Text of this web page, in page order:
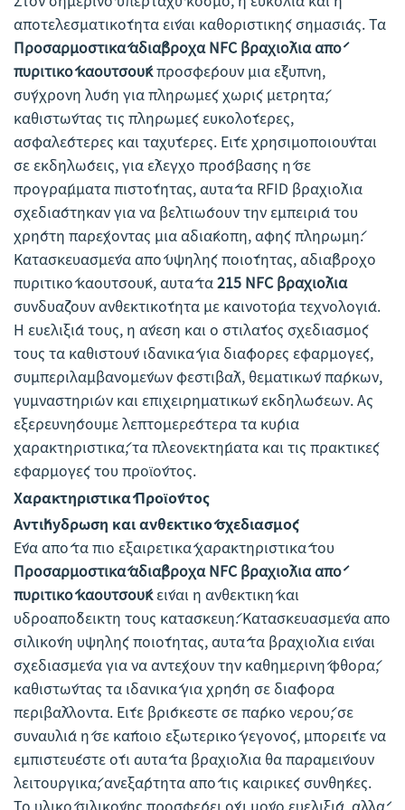
αποτελεσματικότητα είναι καθοριστικής σημασίας. Τα
Προσαρμοστικά αδιάβροχα NFC βραχιόλια από
πυριτικό καουτσούκπροσφέρουν μια έξυπνη,
σύγχρονη λύση για πληρωμές χωρίς μετρητά,
καθιστώντας τις πληρωμές ευκολότερες,
ασφαλέστερες και ταχύτερες. Είτε χρησιμοποιούνται
σε εκδηλώσεις, για έλεγχο πρόσβασης ή σε
προγράμματα πιστότητας, αυτά τα RFID βραχιόλια
σχεδιάστηκαν για να βελτιώσουν την εμπειρία του
χρήστη παρέχοντας μια αδιάκοπη, αφής πληρωμή.
Κατασκευασμένα από υψηλής ποιότητας, αδιάβροχο
πυριτικό καουτσούκ, αυτά τα215 NFC βραχιόλια
συνδυάζουν ανθεκτικότητα με καινοτόμα τεχνολογία.
Η ευελιξία τους, η άνεση και ο στιλάτος σχεδιασμός
τους τα καθιστούν ιδανικά για διάφορες εφαρμογές,
συμπεριλαμβανομένων φεστιβάλ, θεματικών πάρκων,
γυμναστηρίων και επιχειρηματικών εκδηλώσεων. Ας
εξερευνήσουμε λεπτομερέστερα τα κύρια
χαρακτηριστικά, τα πλεονεκτήματα και τις πρακτικές
εφαρμογές του προϊόντος.
Χαρακτηριστικά Προϊόντος
Αντίhyδρωση και ανθεκτικό σχεδιασμός
Ένα από τα πιο εξαιρετικά χαρακτηριστικά του
Προσαρμοστικά αδιάβροχα NFC βραχιόλια από
πυριτικό καουτσούκείναι η ανθεκτική και
υδροαπόδεικτη τους κατασκευή. Κατασκευασμένα από
σιλικόνη υψηλής ποιότητας, αυτά τα βραχιόλια είναι
σχεδιασμένα για να αντέχουν την καθημερινή φθορά,
καθιστώντας τα ιδανικά για χρήση σε διάφορα
περιβάλλοντα. Είτε βρίσκεστε σε πάρκο νερού, σε
συναυλία ή σε κάποιο εξωτερικό γεγονός, μπορείτε να
εμπιστεύεστε ότι αυτά τα βραχιόλια θα παραμείνουν
λειτουργικά, ανεξάρτητα από τις καιρικές συνθήκες.